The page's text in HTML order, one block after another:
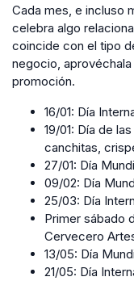
Cada mes, e incluso
celebra algo
coincide con el tipo
negocio,
promoción.
16/01: Día
19/01: Día de
canchitas,
27/01: Día
09/02: Día
25/03: Día
Primer sábado
Cervecero
13/05: Día
21/05: Día